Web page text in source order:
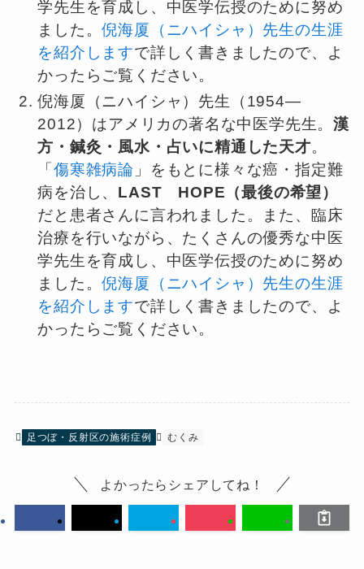
学先生を育成し、中医学伝授のために努め
ました。倪海厦（ニハイシャ）先生の生涯
を紹介しますで詳しく書きましたので、よ
かったらご覧ください。
倪海厦（ニハイシャ）先生（1954—
2012）はアメリカの著名な中医学先生。漢
方・鍼灸・風水・占いに精通した天才。
「 傷寒雑病論 」をもとに様々な癌・指定難
病を治し、 LAST HOPE（最後の希望）
だと患者さんに言われました。また、臨床
治療を行いながら、たくさんの優秀な中医
学先生を育成し、中医学伝授のために努め
ました。倪海厦（ニハイシャ）先生の生涯
を紹介しますで詳しく書きましたので、よ
かったらご覧ください。
足つぼ・反射区の施術症例 むくみ
よかったらシェアしてね！